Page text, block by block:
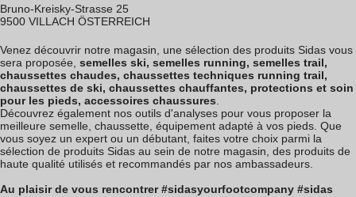
Bruno-Kreisky-Strasse 25
9500 VILLACH ÖSTERREICH
Venez découvrir notre magasin, une sélection des produits Sidas vous
sera proposée, semelles ski, semelles running, semelles trail,
chaussettes chaudes, chaussettes techniques running trail,
chaussettes de ski, chaussettes chauffantes, protections et soin
pour les pieds, accessoires chaussures.
Découvrez également nos outils d'analyses pour vous proposer la
meilleure semelle, chaussette, équipement adapté à vos pieds. Que
vous soyez un expert ou un débutant, faites votre choix parmi la
sélection de produits Sidas au sein de notre magasin, des produits de
haute qualité utilisés et recommandés par nos ambassadeurs.
Au plaisir de vous rencontrer #sidasyourfootcompany #sidas